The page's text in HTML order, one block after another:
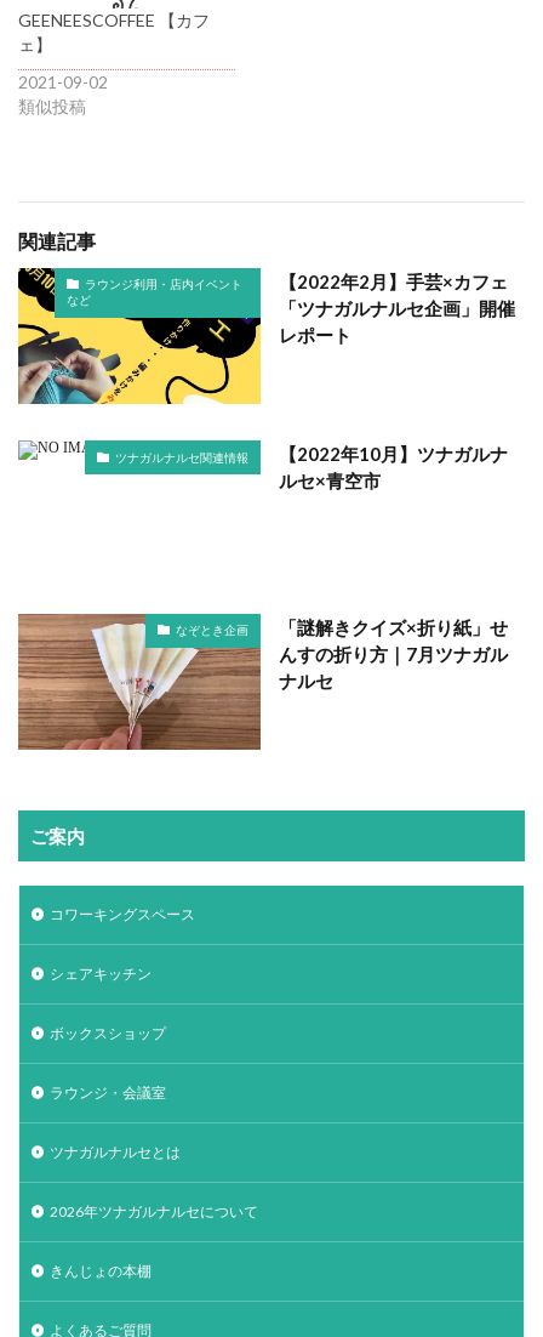
GEENEESCOFFEE 【カフ
ェ】
2021-09-02
類似投稿
関連記事
ラウンジ利用・店内イベント
など
【2022年2月】手芸×カフェ
「ツナガルナルセ企画」開催
レポート
ツナガルナルセ関連情報
【2022年10月】ツナガルナ
ルセ×青空市
なぞとき企画
「謎解きクイズ×折り紙」せ
んすの折り方｜7月ツナガル
ナルセ
ご案内
コワーキングスペース
シェアキッチン
ボックスショップ
ラウンジ・会議室
ツナガルナルセとは
2026年ツナガルナルセについて
きんじょの本棚
よくあるご質問